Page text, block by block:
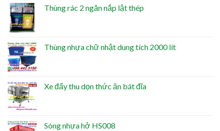
Thùng rác 2 ngăn nắp lật thép
Thùng nhựa chữ nhật dung tích 2000 lít
Xe đẩy thu dọn thức ăn bát đĩa
Sóng nhựa hở HS008